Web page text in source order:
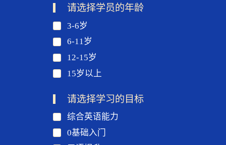
请选择学员的年龄
3-6岁
6-11岁
12-15岁
15岁以上
请选择学习的目标
综合英语能力
0基础入门